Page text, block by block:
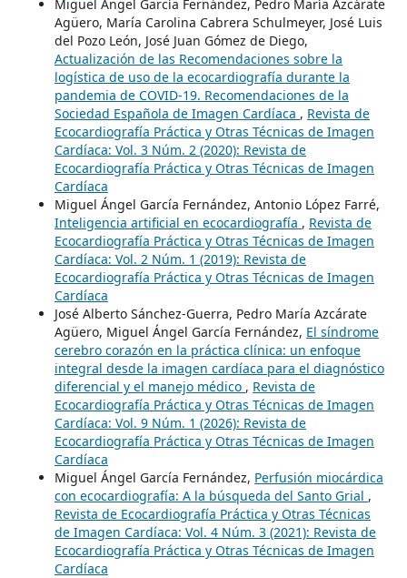
Miguel Ángel García Fernández, Pedro María Azcárate
Agüero, María Carolina Cabrera Schulmeyer, José Luis
del Pozo León, José Juan Gómez de Diego,
Actualización de las Recomendaciones sobre la
logística de uso de la ecocardiografía durante la
pandemia de COVID-19. Recomendaciones de la
Sociedad Española de Imagen Cardíaca , Revista de
Ecocardiografía Práctica y Otras Técnicas de Imagen
Cardíaca: Vol. 3 Núm. 2 (2020): Revista de
Ecocardiografía Práctica y Otras Técnicas de Imagen
Cardíaca
Miguel Ángel García Fernández, Antonio López Farré,
Inteligencia artificial en ecocardiografía , Revista de
Ecocardiografía Práctica y Otras Técnicas de Imagen
Cardíaca: Vol. 2 Núm. 1 (2019): Revista de
Ecocardiografía Práctica y Otras Técnicas de Imagen
Cardíaca
José Alberto Sánchez-Guerra, Pedro María Azcárate
Agüero, Miguel Ángel García Fernández, El síndrome
cerebro corazón en la práctica clínica: un enfoque
integral desde la imagen cardíaca para el diagnóstico
diferencial y el manejo médico , Revista de
Ecocardiografía Práctica y Otras Técnicas de Imagen
Cardíaca: Vol. 9 Núm. 1 (2026): Revista de
Ecocardiografía Práctica y Otras Técnicas de Imagen
Cardíaca
Miguel Ángel García Fernández, Perfusión miocárdica
con ecocardiografía: A la búsqueda del Santo Grial ,
Revista de Ecocardiografía Práctica y Otras Técnicas
de Imagen Cardíaca: Vol. 4 Núm. 3 (2021): Revista de
Ecocardiografía Práctica y Otras Técnicas de Imagen
Cardíaca